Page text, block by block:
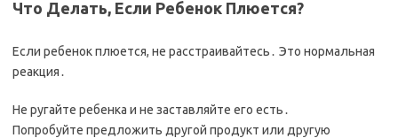
Что Делать, Если Ребенок Плюется?
Если ребенок плюется, не расстраивайтесь․ Это нормальная
реакция․
Не ругайте ребенка и не заставляйте его есть․
Попробуйте предложить другой продукт или другую